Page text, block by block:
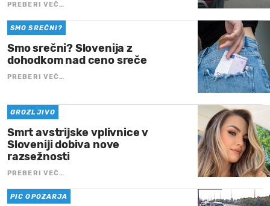
PREBERI VEČ…
SMO SREČNI?
Smo srečni? Slovenija z
dohodkom nad ceno sreče
PREBERI VEČ…
GROZLJIVO
Smrt avstrijske vplivnice v
Sloveniji dobiva nove
razsežnosti
PREBERI VEČ…
PIC OPOZARJA